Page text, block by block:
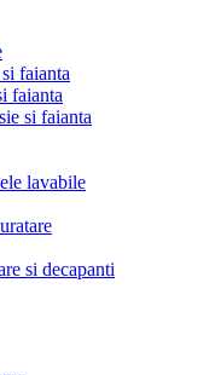
faianta
faianta
si faianta
lavabile
si decapanti